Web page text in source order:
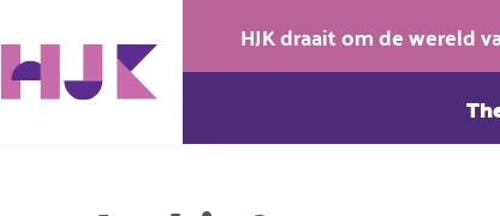
HJK draait om de wereld